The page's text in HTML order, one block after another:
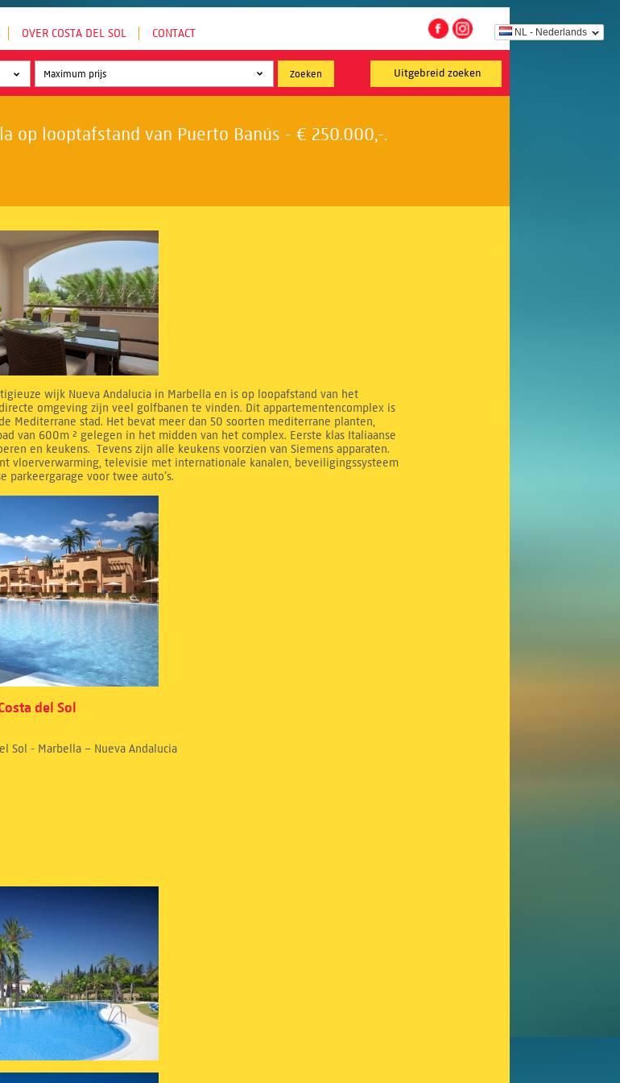
NL - Nederlands
OVER COSTA DEL SOL CONTACT
Uitgebreid zoeken
op looptafstand van Puerto Banús - € 250.000,-.
wijk Nueva Andalucia in Marbella en is op loopafstand van het
omgeving zijn veel golfbanen te vinden. Dit appartementencomplex is
Mediterrane stad. Het bevat meer dan 50 soorten mediterrane planten,
van 600m ² gelegen in het midden van het complex. Eerste klas Italiaanse
en keukens. Tevens zijn alle keukens voorzien van Siemens apparaten.
vloerverwarming, televisie met internationale kanalen, beveiligingssysteem
parkeergarage voor twee auto’s.
del Sol
Sol - Marbella – Nueva Andalucia